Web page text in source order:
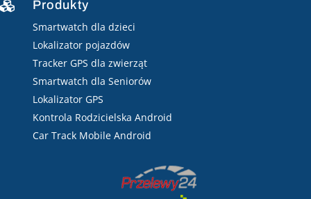
 Produkty
Smartwatch dla dzieci
Lokalizator pojazdów
Tracker GPS dla zwierząt
Smartwatch dla Seniorów
Lokalizator GPS
Kontrola Rodzicielska Android
Car Track Mobile Android